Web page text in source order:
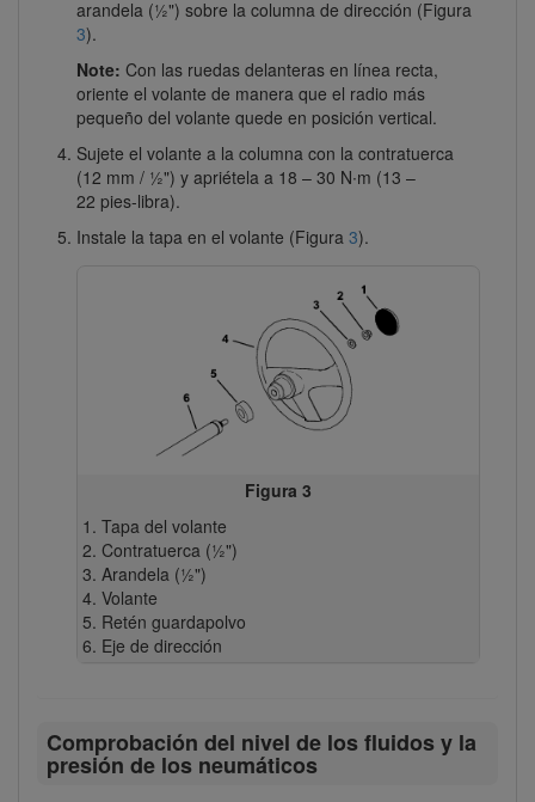
arandela (½") sobre la columna de dirección (Figura
3).
Note: Con las ruedas delanteras en línea recta,
oriente el volante de manera que el radio más
pequeño del volante quede en posición vertical.
Sujete el volante a la columna con la contratuerca
(12 mm / ½") y apriétela a 18 – 30 N∙m (13 –
22 pies-libra).
Instale la tapa en el volante (Figura 3).
Figura 3
Tapa del volante
Contratuerca (½")
Arandela (½")
Volante
Retén guardapolvo
Eje de dirección
Comprobación del nivel de los fluidos y la
presión de los neumáticos